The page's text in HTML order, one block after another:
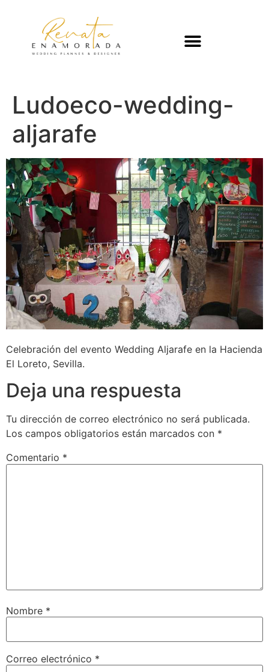
Ludoeco-wedding-
aljarafe
Celebración del evento Wedding Aljarafe en la Hacienda
El Loreto, Sevilla.
Deja una respuesta
Tu dirección de correo electrónico no será publicada.
Los campos obligatorios están marcados con *
Comentario *
Nombre *
Correo electrónico *